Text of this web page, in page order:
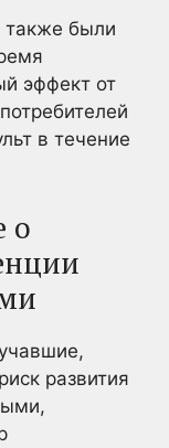
были
эффект от
в течение
о
развития